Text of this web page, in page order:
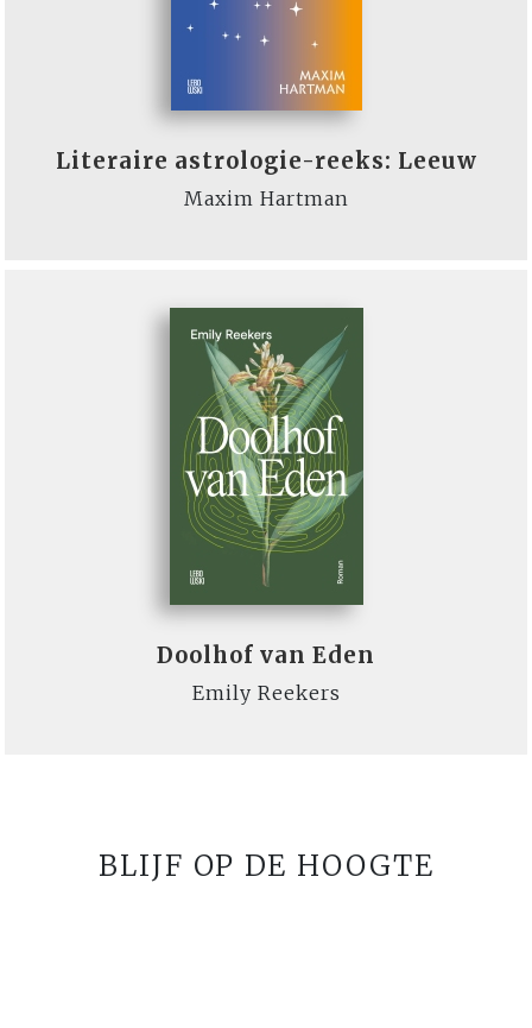
Literaire astrologie-reeks: Leeuw
Maxim Hartman
Doolhof van Eden
Emily Reekers
BLIJF OP DE HOOGTE